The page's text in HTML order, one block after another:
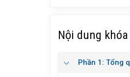
Nội dung
Phần 1: Tổng